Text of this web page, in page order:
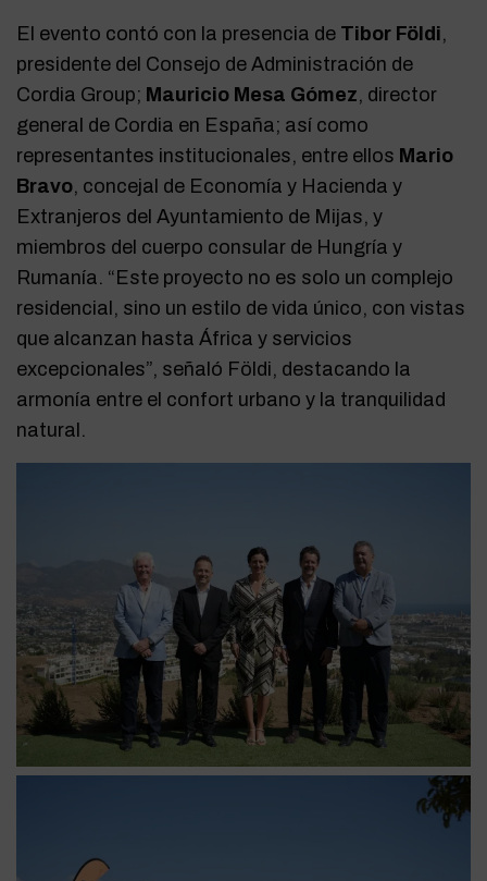
El evento contó con la presencia de Tibor Földi,
presidente del Consejo de Administración de
Cordia Group; Mauricio Mesa Gómez, director
general de Cordia en España; así como
representantes institucionales, entre ellos Mario
Bravo, concejal de Economía y Hacienda y
Extranjeros del Ayuntamiento de Mijas, y
miembros del cuerpo consular de Hungría y
Rumanía. “Este proyecto no es solo un complejo
residencial, sino un estilo de vida único, con vistas
que alcanzan hasta África y servicios
excepcionales”, señaló Földi, destacando la
armonía entre el confort urbano y la tranquilidad
natural.